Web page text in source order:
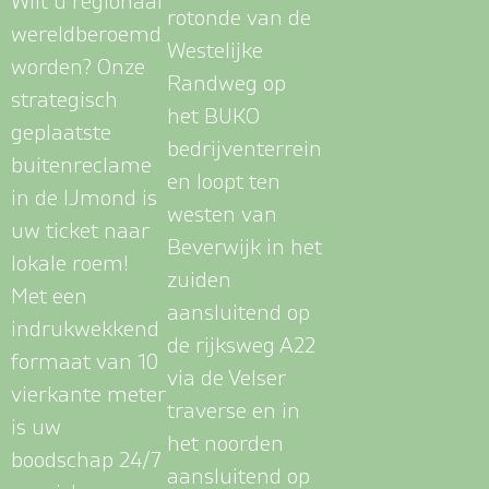
wereldberoemd
worden? Onze
strategisch
geplaatste
buitenreclame
in de IJmond is
uw ticket naar
lokale roem!
Met een
indrukwekkend
formaat van 10
vierkante meter
is uw
boodschap 24/7
rotonde van de
Westelijke
Randweg op
het BUKO
bedrijventerrein
en loopt ten
westen van
Beverwijk in het
zuiden
aansluitend op
de rijksweg A22
via de Velser
traverse en in
het noorden
aansluitend op